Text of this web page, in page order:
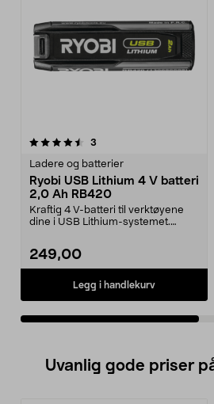
3
Ladere og batterier
Ryobi USB Lithium 4 V batteri
2,0 Ah RB420
Kraftig 4 V-batteri til verktøyene
dine i USB Lithium-systemet.
249,00
Legg i handlekurv
4.0av 5 stjerner
Uvanlig gode priser